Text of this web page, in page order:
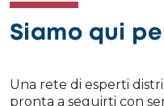
Siamo qui
Una rete di esperti
pronta a seguirti con